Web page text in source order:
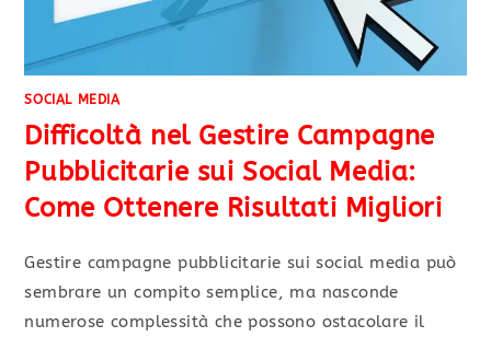
SOCIAL MEDIA
Difficoltà nel Gestire Campagne
Pubblicitarie sui Social Media:
Come Ottenere Risultati Migliori
Gestire campagne pubblicitarie sui social media può
sembrare un compito semplice, ma nasconde
numerose complessità che possono ostacolare il